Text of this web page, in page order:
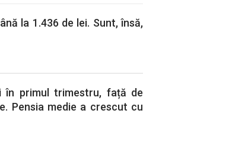
la 1.436 de lei. Sunt, însă,
în primul trimestru, față de
Pensia medie a crescut cu